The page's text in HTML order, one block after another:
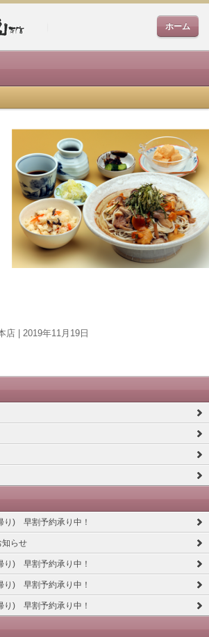
ホーム
店 | 2019年11月19日
り) 早割予約承り中！
らせ
り) 早割予約承り中！
り) 早割予約承り中！
り) 早割予約承り中！